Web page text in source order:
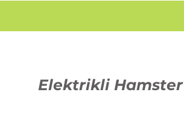
Elektrikli Hamster